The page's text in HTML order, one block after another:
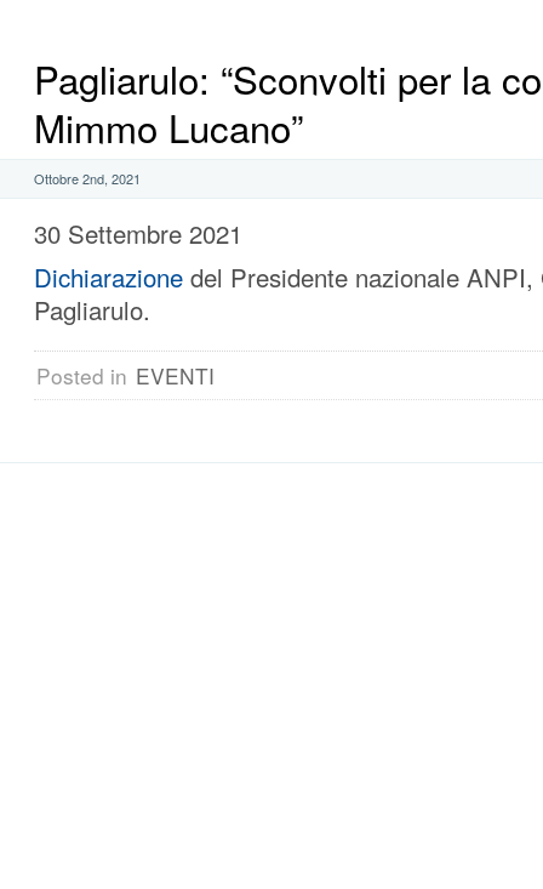
Pagliarulo: “Sconvolti per la
Mimmo Lucano”
Ottobre 2nd, 2021
30 Settembre 2021
Dichiarazione del Presidente nazionale ANPI,
Pagliarulo.
Posted in EVENTI